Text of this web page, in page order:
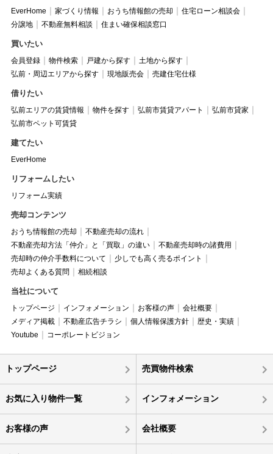
EverHome 家づくり情報 おうち情報館の売却
住宅ローン相談会
分譲地
不動産無料相談 住まい確保相談窓口
買いたい
会員登録 物件検索 戸建から探す
土地から探す
弘前・周辺エリアから探す
現地販売会 売建住宅仕様
借りたい
弘前エリアの賃貸情報 物件を探す 弘前市賃貸アパート
弘前市貸家
弘前市ペット可賃貸
建てたい
EverHome
リフォームしたい
リフォーム実績
売却コンテンツ
おうち情報館の売却
不動産売却の流れ
不動産売却方法「仲介」と「買取」の違い
不動産売却時の諸費用
売却時の仲介手数料について
少しでも高く売るポイント
売却よくある質問
相続相談
当社について
トップページ インフォメーション お客様の声
会社概要
メディア掲載
不動産広告チラシ 個人情報保護方針
歴史・実績
Youtube
コーポレートビジョン
トップページ 売買物件検索
お気に入り物件一覧 インフォメーション
お客様の声 会社概要